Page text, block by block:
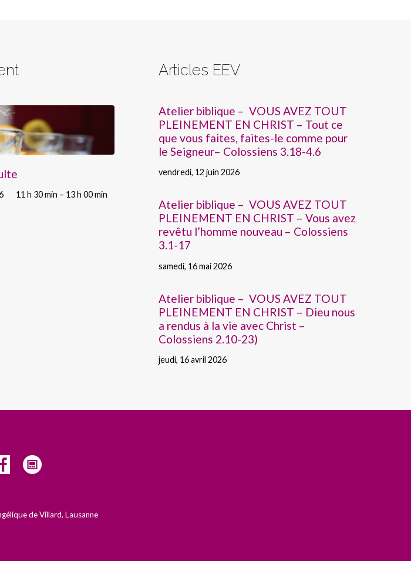
11 h 30 min – 13 h 00 min
Articles EEV
Atelier biblique – VOUS AVEZ TOUT
PLEINEMENT EN CHRIST – Tout ce
que vous faites, faites-le comme pour
le Seigneur– Colossiens 3.18-4.6
vendredi, 12 juin 2026
Atelier biblique – VOUS AVEZ TOUT
PLEINEMENT EN CHRIST – Vous avez
revêtu l’homme nouveau – Colossiens
3.1-17
samedi, 16 mai 2026
Atelier biblique – VOUS AVEZ TOUT
PLEINEMENT EN CHRIST – Dieu nous
a rendus à la vie avec Christ –
Colossiens 2.10-23)
jeudi, 16 avril 2026
de Villard, Lausanne